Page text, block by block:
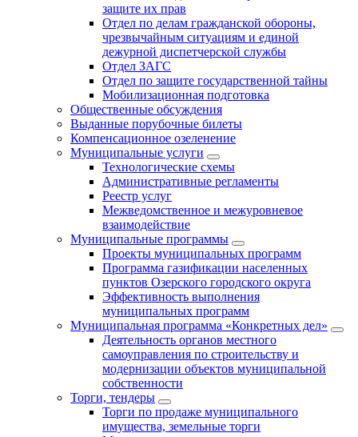
защите их прав
Отдел по делам гражданской обороны,
чрезвычайным ситуациям и единой
дежурной диспетчерской службы
Отдел ЗАГС
Отдел по защите государственной тайны
Мобилизационная подготовка
Общественные обсуждения
Выданные порубочные билеты
Компенсационное озеленение
Муниципальные услуги
Технологические схемы
Административные регламенты
Реестр услуг
Межведомственное и межуровневое
взаимодействие
Муниципальные программы
Проекты муниципальных программ
Программа газификации населенных
пунктов Озерского городского округа
Эффективность выполнения
муниципальных программ
Муниципальная программа «Конкретных дел»
Деятельность органов местного
самоуправления по строительству и
модернизации объектов муниципальной
собственности
Торги, тендеры
Торги по продаже муниципального
имущества, земельные торги